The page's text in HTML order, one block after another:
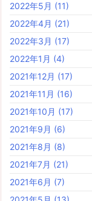
2022年5月 (11)
2022年4月 (21)
2022年3月 (17)
2022年1月 (4)
2021年12月 (17)
2021年11月 (16)
2021年10月 (17)
2021年9月 (6)
2021年8月 (8)
2021年7月 (21)
2021年6月 (7)